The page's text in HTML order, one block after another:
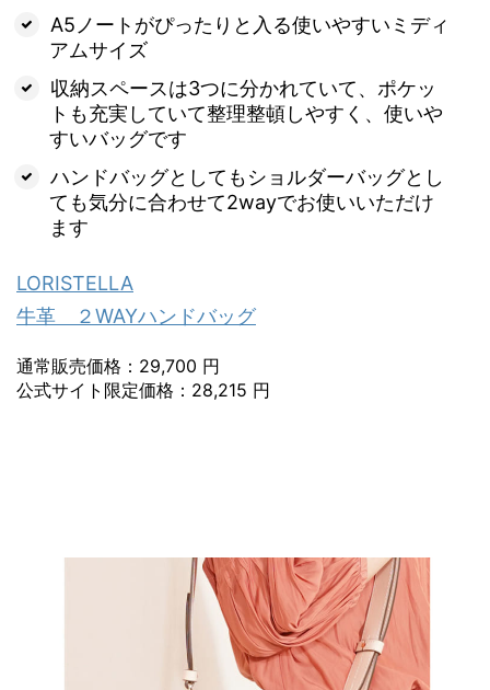
A5ノートがぴったりと入る使いやすいミディ
アムサイズ
収納スペースは3つに分かれていて、ポケッ
トも充実していて整理整頓しやすく、使いや
すいバッグです
ハンドバッグとしてもショルダーバッグとし
ても気分に合わせて2wayでお使いいただけ
ます
LORISTELLA
牛革 ２WAYハンドバッグ
通常販売価格：29,700 円
公式サイト限定価格：28,215 円